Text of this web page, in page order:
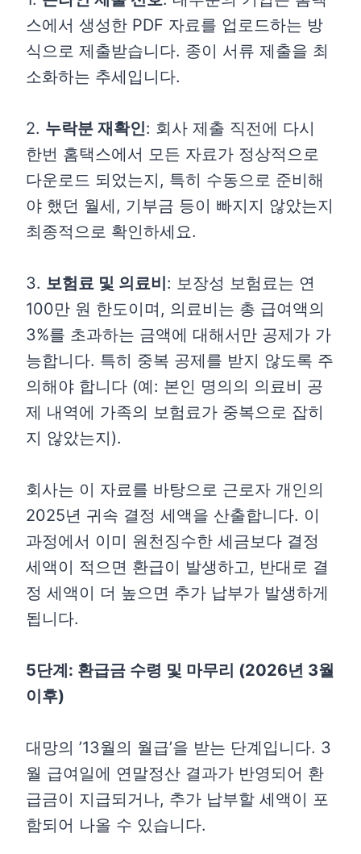
스에서 생성한 PDF 자료를 업로드하는 방
식으로 제출받습니다. 종이 서류 제출을 최
소화하는 추세입니다.
2. 누락분 재확인: 회사 제출 직전에 다시
한번 홈택스에서 모든 자료가 정상적으로
다운로드 되었는지, 특히 수동으로 준비해
야 했던 월세, 기부금 등이 빠지지 않았는지
최종적으로 확인하세요.
3. 보험료 및 의료비: 보장성 보험료는 연
100만 원 한도이며, 의료비는 총 급여액의
3%를 초과하는 금액에 대해서만 공제가 가
능합니다. 특히 중복 공제를 받지 않도록 주
의해야 합니다 (예: 본인 명의의 의료비 공
제 내역에 가족의 보험료가 중복으로 잡히
지 않았는지).
회사는 이 자료를 바탕으로 근로자 개인의
2025년 귀속 결정 세액을 산출합니다. 이
과정에서 이미 원천징수한 세금보다 결정
세액이 적으면 환급이 발생하고, 반대로 결
정 세액이 더 높으면 추가 납부가 발생하게
됩니다.
5단계: 환급금 수령 및 마무리 (2026년 3월
이후)
대망의 ’13월의 월급’을 받는 단계입니다. 3
월 급여일에 연말정산 결과가 반영되어 환
급금이 지급되거나, 추가 납부할 세액이 포
함되어 나올 수 있습니다.